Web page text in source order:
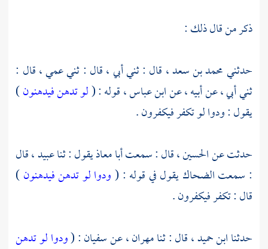
ذكر من قال ذلك :
حدثنيمحمد بن سعد ، قال : ثني أبي ، قال : ثني عمي ، قال :
ثني أبي ، عن أبيه ، عنابن عباس ،قوله : (لو تدهن فيدهنون)
يقول : ودوا لو تكفر فيكفرون .
حدثت عنالحسين ،قال : سمعتأبا معاذيقول : ثناعبيد ،قال
: سمعتالضحاكيقول في قوله : (ودوا لو تدهن فيدهنون)
قال : تكفر فيكفرون .
حدثناابن حميد ،قال : ثنامهران ،عنسفيان: (ودوا لو تدهن